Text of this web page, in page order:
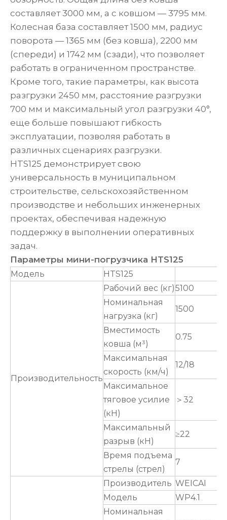
составляет 3000 мм, а с ковшом — 3795 мм.
Колесная база составляет 1500 мм, радиус
поворота — 1365 мм (без ковша), 2200 мм
(спереди) и 1742 мм (сзади), что позволяет
работать в ограниченном пространстве.
Кроме того, такие параметры, как высота
разгрузки 2450 мм, расстояние разгрузки
700 мм и максимальный угол разгрузки 40°,
еще больше повышают гибкость
эксплуатации, позволяя работать в
различных сценариях разгрузки.
HTS125 демонстрирует свою
универсальность в муниципальном
строительстве, сельскохозяйственном
производстве и небольших инженерных
проектах, обеспечивая надежную
поддержку в выполнении оперативных
задач.
Параметры мини-погрузчика HTS125
Модель HTS125
Производительность
Рабочий вес (кг)5100
Номинальная
нагрузка (кг)
1500
Вместимость
ковша (м³)
0.75
Максимальная
скорость (км/ч)
12/18
Максимальное
тяговое усилие
(кН)
＞32
Максимальный
разрыв (кН)
≥22
Время подъема
стрелы (стрел)
7
Производитель WEICAI
Модель
WP4.1
Номинальная